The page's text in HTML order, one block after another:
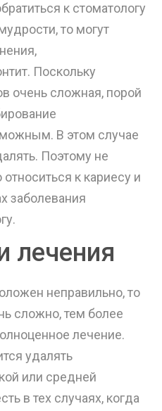
к стоматологу
то могут
Поскольку
очень сложная, порой
В этом случае
Поэтому не
к кариесу и
заболевания
лечения
неправильно, то
сложно, тем более
лечение.
удалять
или средней
в тех случаях, когда